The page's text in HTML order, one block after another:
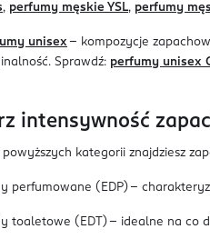
, perfumy męskie YSL, perfumy
unisex – kompozycje
Sprawdź: perfumy unisex
intensywność
powyższych kategorii znajdziesz
perfumowane (EDP) –
toaletowe (EDT) – idealne na co